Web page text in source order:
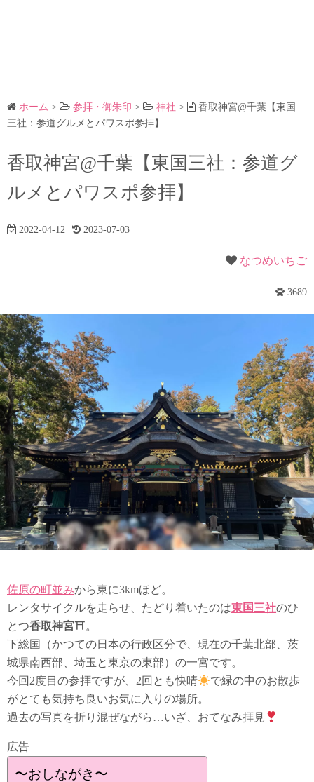
ホーム > 参拝・御朱印 > 神社 >
香取神宮@千葉【東国
三社：参道グルメとパワスポ参拝】
香取神宮@千葉【東国三社：参道グ
ルメとパワスポ参拝】
2022-04-12 2023-07-03
なつめいちご
3689
佐原の町並みから東に3kmほど。
レンタサイクルを走らせ、たどり着いたのは東国三社のひ
とつ香取神宮⛩。
下総国（かつての日本の行政区分で、現在の千葉北部、茨
城県南西部、埼玉と東京の東部）の一宮です。
今回2度目の参拝ですが、2回とも快晴
で緑の中のお散歩
がとても気持ち良いお気に入りの場所。
過去の写真を折り混ぜながら…いざ、おてなみ拝見
広告
〜おしながき〜